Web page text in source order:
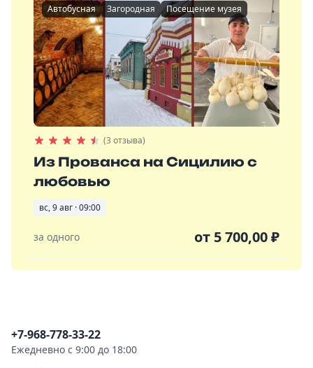
Автобусная Загородная Посещение музея
(3 отзыва)
Из Прованса на Сицилию с
любовью
вс, 9 авг · 09:00
за одного от 5 700,00₽
Контактная информация
+7-968-778-33-22
Ежедневно с 9:00 до 18:00